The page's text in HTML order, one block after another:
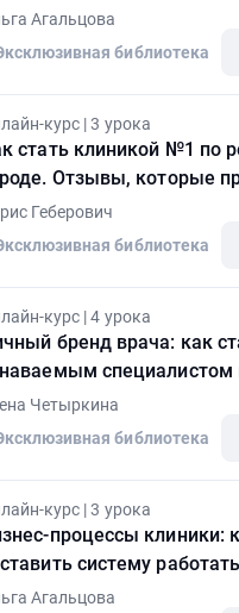
Агальцова
библиотека
курс | 3 урока
стать клиникой №1 по
Отзывы, которые
Геберович
библиотека
курс | 4 урока
бренд врача: как
специалистом
пациентов через
Четыркина
библиотека
курс | 3 урока
процессы клиники:
систему
участия
Агальцова